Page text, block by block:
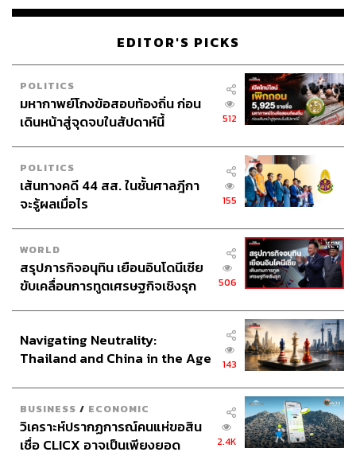
EDITOR'S PICKS
POLITICS
มหากาพย์โกงข้อสอบท้องถิ่น ก่อน
เดินหน้าสู่จุดจบในสัปดาห์นี้
512
POLITICS
เส้นทางคดี 44 สส. ในชั้นศาลฎีกา
จะรู้ผลเมื่อไร
155
WORLD
สรุปภารกิจอนุทิน เยือนอินโดนีเซีย
ขับเคลื่อนการทูตเศรษฐกิจเชิงรุก
506
Navigating Neutrality:
Thailand and China in the Age
143
BUSINESS / ECONOMIC
วิเคราะห์ปรากฏการณ์คนแห่ขอสิน
เชื่อ CLICX อาจเป็นเพียงยอด
2.4K